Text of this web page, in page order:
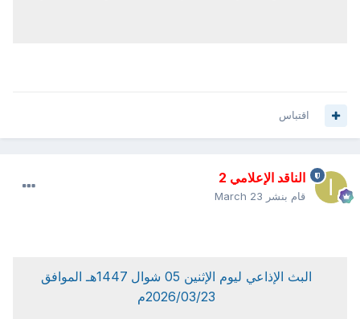
اقتباس
الناقد الإعلامي 2
قام بنشر March 23
البث الإذاعي ليوم الإثنين 05 شوال 1447هـ الموافق
2026/03/23م